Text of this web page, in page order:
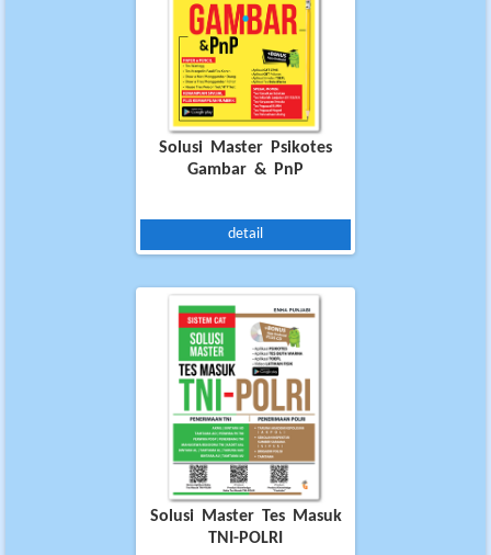
Solusi Master Psikotes
Gambar & PnP
detail
Solusi Master Tes Masuk
TNI-POLRI